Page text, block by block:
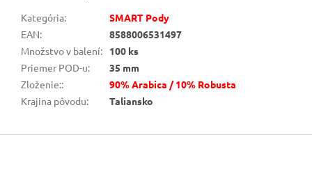
Kategória:
SMART Pody
EAN:
8588006531497
Množstvo v balení:
100 ks
Priemer POD-u:
35 mm
Zloženie::
90% Arabica / 10% Robusta
Krajina pôvodu: Taliansko
Z